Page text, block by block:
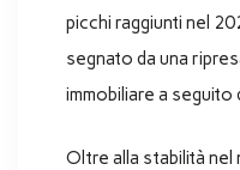
picchi raggiunti nel
segnato da una
immobiliare a seguito
Oltre alla stabilità nel